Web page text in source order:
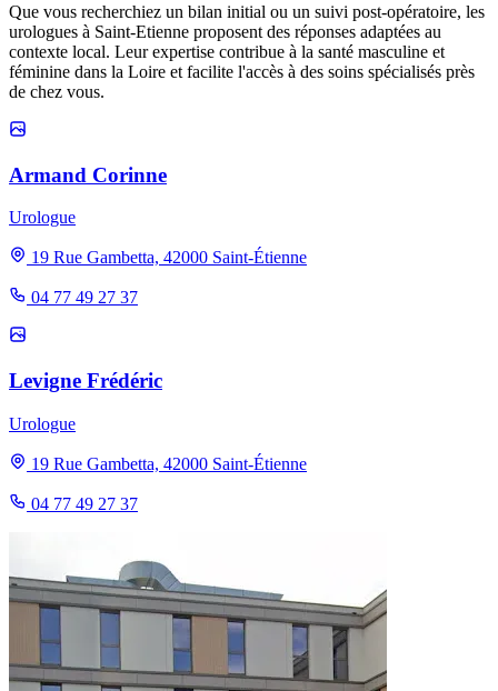
Que vous recherchiez un bilan initial ou un suivi post-opératoire, les
urologues à Saint-Etienne proposent des réponses adaptées au
contexte local. Leur expertise contribue à la santé masculine et
féminine dans la Loire et facilite l'accès à des soins spécialisés près
de chez vous.
Armand Corinne
Urologue
19 Rue Gambetta, 42000 Saint-Étienne
04 77 49 27 37
Levigne Frédéric
Urologue
19 Rue Gambetta, 42000 Saint-Étienne
04 77 49 27 37